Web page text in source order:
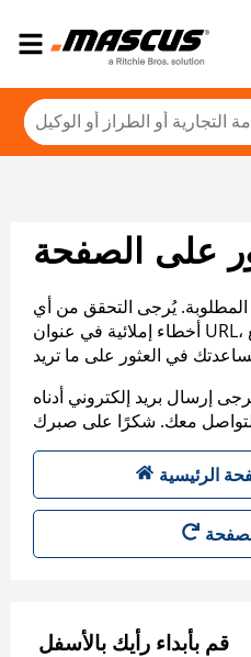
على الصفحة
يُرجى التحقق من أي
أخطاء إملائية في عنوان URL، أو عرض خريطة الموقع
إرسال بريد إلكتروني أدناه
الرئيسية
قم بأبداء رأيك بالأسفل